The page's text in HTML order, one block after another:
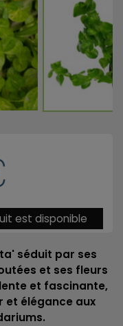
est disponible
séduit par ses
et ses fleurs
et fascinante,
et élégance aux